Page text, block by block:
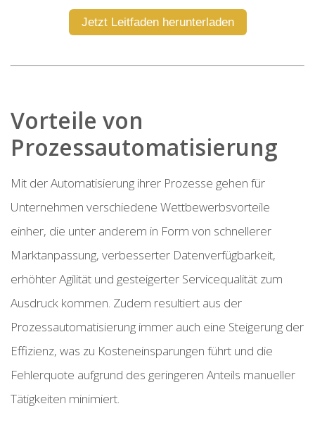
Jetzt Leitfaden herunterladen
Vorteile von
Prozessautomatisierung
Mit der Automatisierung ihrer Prozesse gehen für
Unternehmen verschiedene Wettbewerbsvorteile
einher, die unter anderem in Form von schnellerer
Marktanpassung, verbesserter Datenverfügbarkeit,
erhöhter Agilität und gesteigerter Servicequalität zum
Ausdruck kommen. Zudem resultiert aus der
Prozessautomatisierung immer auch eine Steigerung der
Effizienz, was zu Kosteneinsparungen führt und die
Fehlerquote aufgrund des geringeren Anteils manueller
Tätigkeiten minimiert.